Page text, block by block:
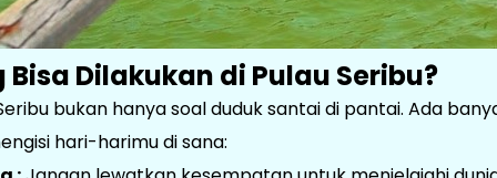
Dilakukan di Pulau Seribu?
bukan hanya soal duduk santai di pantai. Ada
hari-harimu di sana: